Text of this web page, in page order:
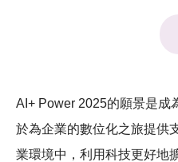
科技分享
AI+ Power 2025的願景是成
於為企業的數位化之旅提供
業環境中，利用科技更好地